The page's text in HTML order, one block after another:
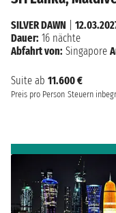
Suite ab 11.600 €
Preis pro Person Steuern
SILVER DAWN
Dauer: 16 nächte
Abfahrt von: Singapore